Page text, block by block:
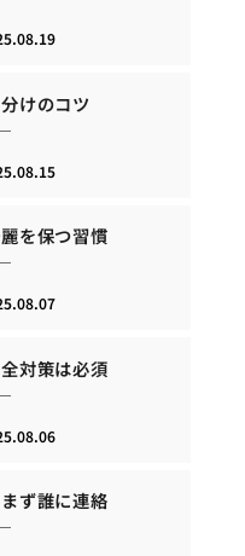
けのコツ
を保つ習慣
対策は必須
ず誰に連絡